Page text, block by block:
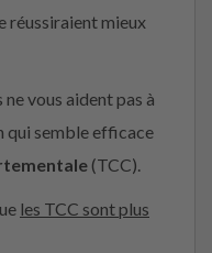
réussiraient mieux
vous aident pas à
qui semble efficace
(TCC).
les TCC sont plus